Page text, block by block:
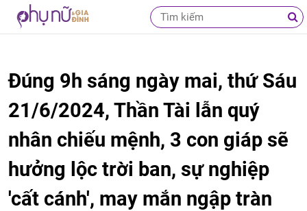
Đúng 9h sáng ngày mai, thứ Sáu
21/6/2024, Thần Tài lẫn quý
nhân chiếu mệnh, 3 con giáp sẽ
hưởng lộc trời ban, sự nghiệp
'cất cánh', may mắn ngập tràn